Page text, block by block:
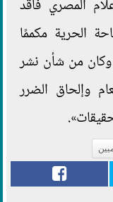
المصري فاقد
الحرية مكممًا
وكان من شأن نشر
وإلحاق الضرر